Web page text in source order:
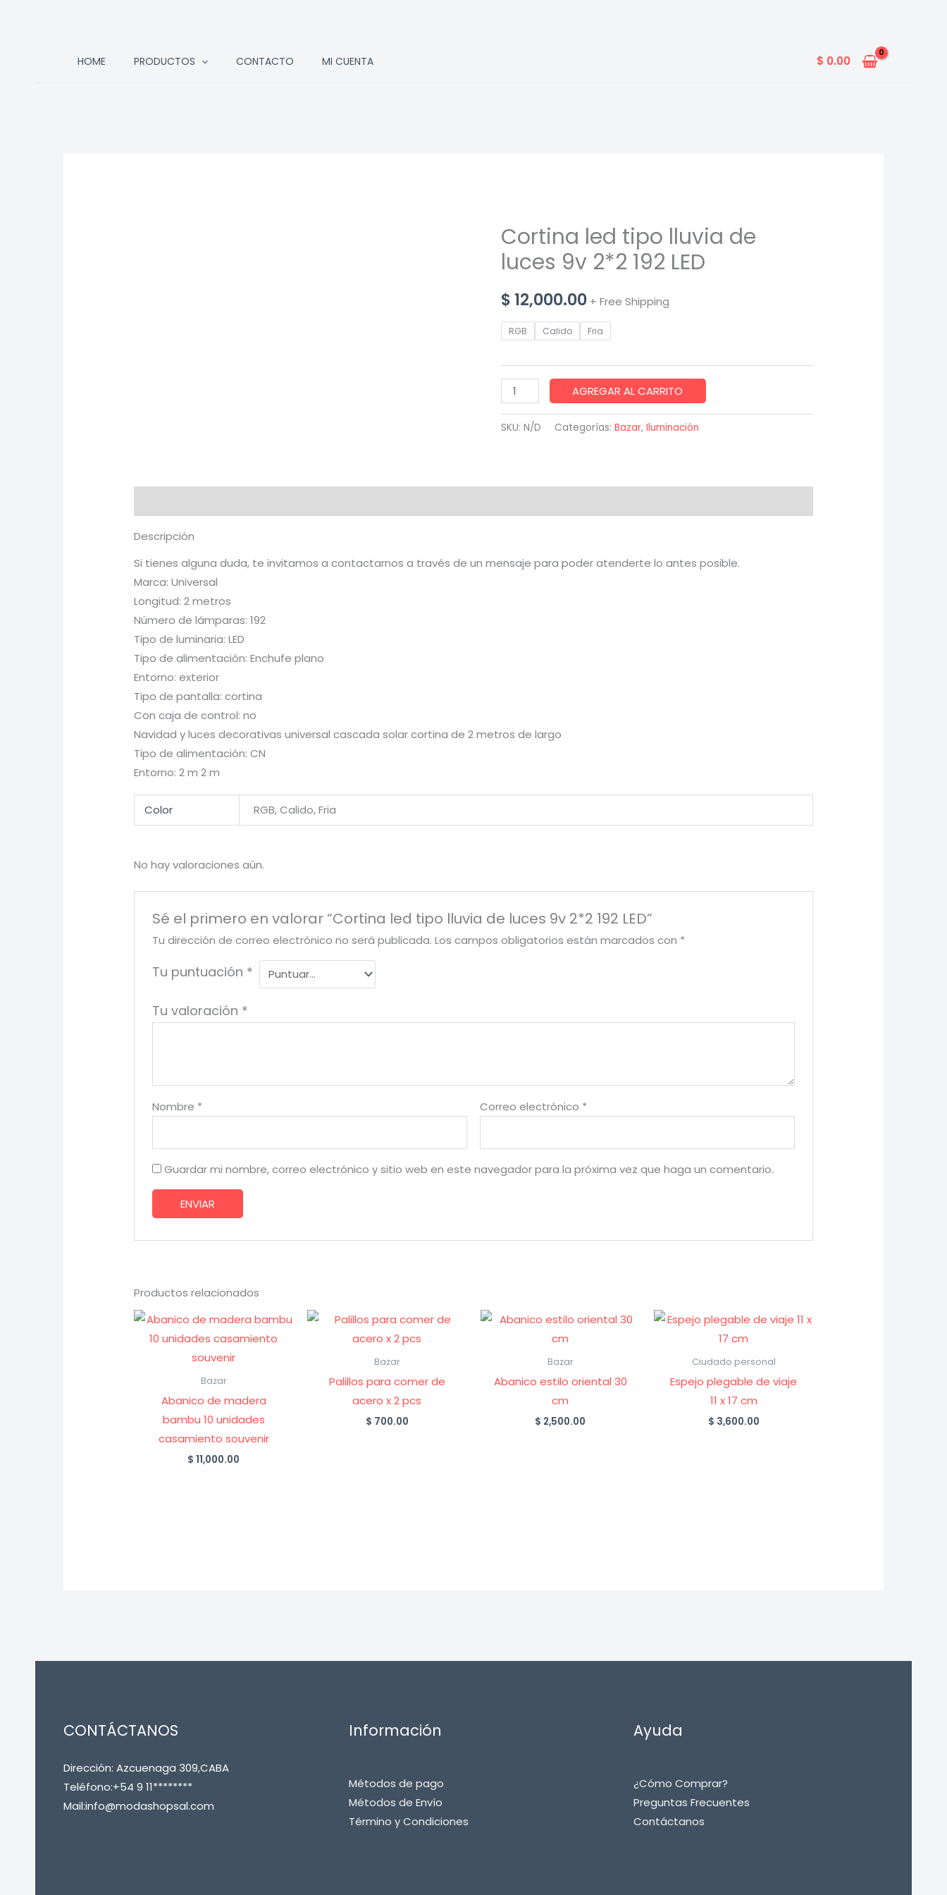
HOME PRODUCTOS CONTACTO MI CUENTA $ 0.00
Cortina led tipo lluvia de
luces 9v 2*2 192 LED
$ 12,000.00 + Free Shipping
RGB Calido Fria
Cortina
led
tipo
2*2
LED
AGREGAR AL CARRITO
SKU: N/D Categorías: Bazar, Iluminación
Descripción
Si tienes alguna duda, te invitamos a contactarnos a través de un mensaje para poder atenderte lo antes posible.
Marca: Universal
Longitud: 2 metros
Número de lámparas: 192
Tipo de luminaria: LED
Tipo de alimentación: Enchufe plano
Entorno: exterior
Tipo de pantalla: cortina
Con caja de control: no
Navidad y luces decorativas universal cascada solar cortina de 2 metros de largo
Tipo de alimentación: CN
Entorno: 2 m 2 m
Color RGB, Calido, Fria
No hay valoraciones aún.
Sé el primero en valorar “Cortina led tipo lluvia de luces 9v 2*2 192 LED”
Tu dirección de correo electrónico no será publicada. Los campos obligatorios están marcados con *
Tu puntuación *
Tu valoración *
Nombre * Correo electrónico *
Guardar mi nombre, correo electrónico y sitio web en este navegador para la próxima vez que haga un comentario.
Productos relacionados
Bazar
Abanico de madera
bambu 10 unidades
casamiento souvenir
$ 11,000.00
Bazar
Palillos para comer de
acero x 2 pcs
$ 700.00
Bazar
Abanico estilo oriental 30
cm
$ 2,500.00
Ciudado personal
Espejo plegable de viaje
11 x 17 cm
$ 3,600.00
CONTÁCTANOS
Dirección: Azcuenaga 309,CABA
Teléfono:+54 9 11********
Mail:info@modashopsal.com
Información
Métodos de pago
Métodos de Envío
Término y Condiciones
Ayuda
¿Cómo Comprar?
Preguntas Frecuentes
Contáctanos